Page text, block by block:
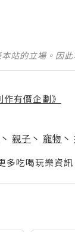
站的立場。因
有價企劃》
丶 親子 丶 寵物 丶
吃喝玩樂資訊